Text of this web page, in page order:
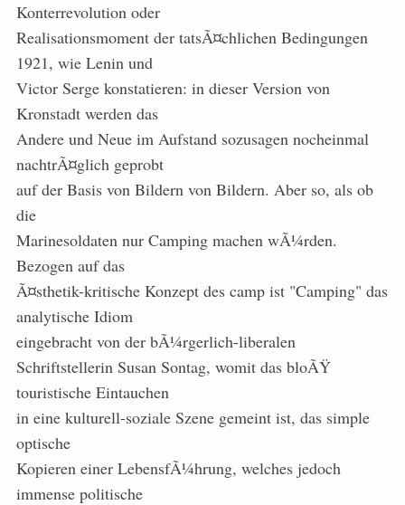
Konterrevolution oder
Realisationsmoment der tatsÃ¤chlichen Bedingungen
1921, wie Lenin und
Victor Serge konstatieren: in dieser Version von
Kronstadt werden das
Andere und Neue im Aufstand sozusagen nocheinmal
nachtrÃ¤glich geprobt
auf der Basis von Bildern von Bildern. Aber so, als ob
die
Marinesoldaten nur Camping machen wÃ¼rden.
Bezogen auf das
Ã¤sthetik-kritische Konzept des camp ist "Camping" das
analytische Idiom
eingebracht von der bÃ¼rgerlich-liberalen
Schriftstellerin Susan Sontag, womit das bloÃŸ
touristische Eintauchen
in eine kulturell-soziale Szene gemeint ist, das simple
optische
Kopieren einer LebensfÃ¼hrung, welches jedoch
immense politische